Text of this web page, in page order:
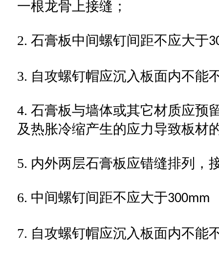
一根龙骨上接缝；
2. 石膏板中间螺钉间距不应大于
3. 自攻螺钉帽应沉入板面内不能
4. 石膏板与墙体或其它材质应预
及热胀冷缩产生的应力导致板材
5. 内外两层石膏板应错缝排列，
6. 中间螺钉间距不应大于300mm
7. 自攻螺钉帽应沉入板面内不能